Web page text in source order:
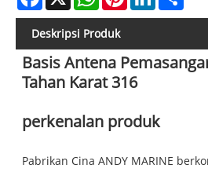
Deskripsi Produk
Basis Antena
Tahan Karat 316
perkenalan produk
Pabrikan Cina ANDY MARINE